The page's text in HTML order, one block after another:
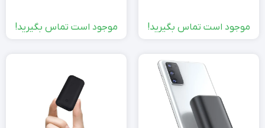
موجود است تماس بگیرید! موجود است تماس بگیرید!